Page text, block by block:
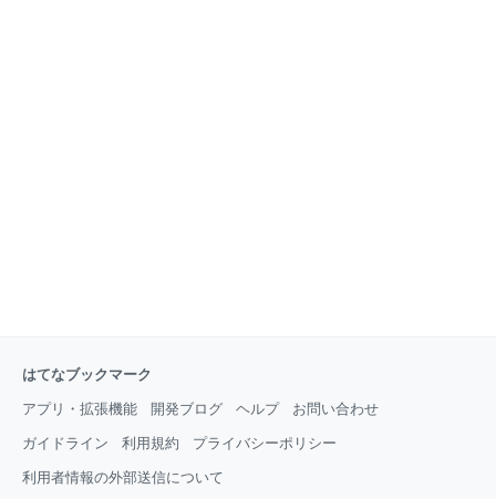
はてなブックマーク
アプリ・拡張機能 開発ブログ ヘルプ お問い合わせ
ガイドライン 利用規約 プライバシーポリシー
利用者情報の外部送信について